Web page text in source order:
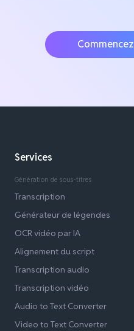
Services
Génération de sous-titres
Transcription
Générateur de légendes
OCR vidéo par IA
Alignement du script
Transcription audio
Transcription vidéo
Audio to Text Converter
Video to Text Converter